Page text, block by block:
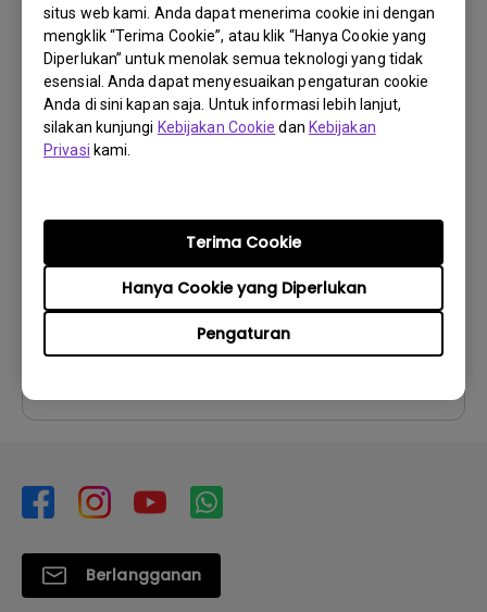
situs web kami. Anda dapat menerima cookie ini dengan
mengklik “Terima Cookie”, atau klik “Hanya Cookie yang
Diperlukan” untuk menolak semua teknologi yang tidak
esensial. Anda dapat menyesuaikan pengaturan cookie
Anda di sini kapan saja. Untuk informasi lebih lanjut,
silakan kunjungi Kebijakan Cookie dan Kebijakan
Privasi kami.
Pengaturan
Hanya Cookie yang Diperlukan
Terima Cookie
Pratinjau
Petunjuk Penggunaan
Perbarui:2007/01/19
Versi:
Pratinjau
Berlangganan